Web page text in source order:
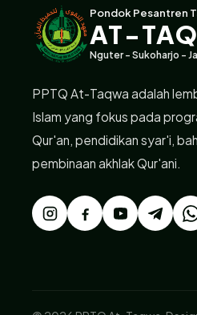
Pondok Pesantren
AT-
Nguter - Sukoharjo -
PPTQ At-Taqwa adalah
Islam yang fokus pada
Qur'an, pendidikan syar'i,
pembinaan akhlak Qur'ani.